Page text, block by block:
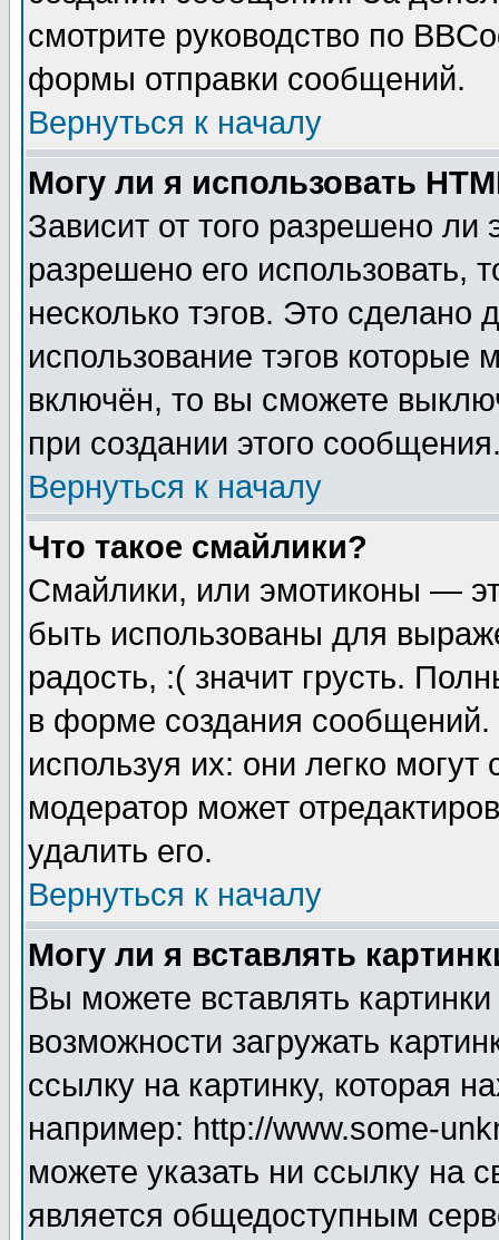
смотрите руководство по
формы отправки сообщений.
Вернуться к началу
Могу ли я использовать
Зависит от того разрешено
разрешено его использовать,
несколько тэгов. Это сделано
использование тэгов
включён, то вы сможете
при создании этого
Вернуться к началу
Что такое смайлики?
Смайлики, или эмотиконы —
быть использованы для
радость, :( значит грусть.
в форме создания сообщений.
используя их: они легко
модератор может
удалить его.
Вернуться к началу
Могу ли я вставлять
Вы можете вставлять
возможности загружать
ссылку на картинку, которая
например: http://www.some-
можете указать ни ссылку на
является общедоступным